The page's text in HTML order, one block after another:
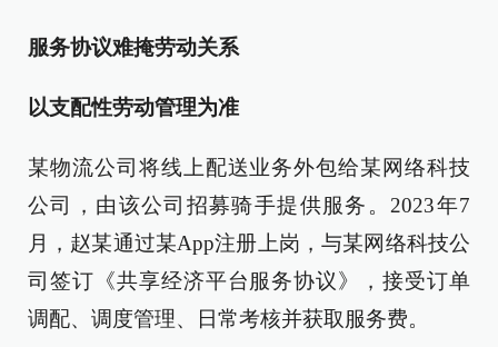
服务协议难掩劳动关系
以支配性劳动管理为准
某物流公司将线上配送业务外包给某网络科技
公司，由该公司招募骑手提供服务。2023年7
月，赵某通过某App注册上岗，与某网络科技公
司签订《共享经济平台服务协议》，接受订单
调配、调度管理、日常考核并获取服务费。